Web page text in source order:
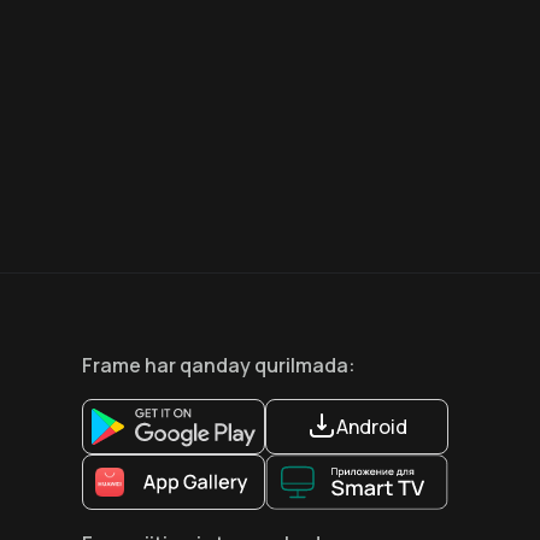
Frame har qanday qurilmada:
Android